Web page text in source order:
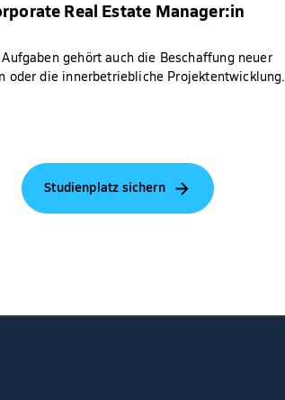
Real Estate Manager:in
gehört auch die Beschaffung neuer
oder die innerbetriebliche Projektentwicklung.
Studienplatz sichern